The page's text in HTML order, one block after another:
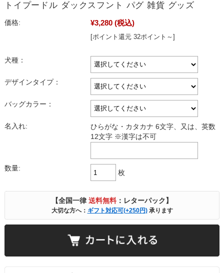
トイプードル ダックスフント パグ 雑貨 グッズ
価格: ¥3,280 (税込)
[ポイント還元 32ポイント～]
犬種：
デザインタイプ：
バッグカラー：
名入れ:
ひらがな・カタカナ 6文字、又は、英数
12文字 ※漢字は不可
数量:
枚
【全国一律送料無料 ：レターパック】
大切な方へ： ギフト対応可(+250円)承ります